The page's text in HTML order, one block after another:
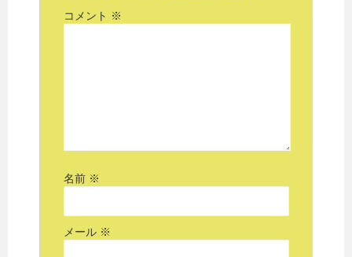
コメント ※
名前 ※
メール ※